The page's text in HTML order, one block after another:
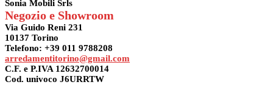
Sonia Mobili Srls
Negozio e Showroom
Via Guido Reni 231
10137 Torino
Telefono: +39 011 9788208
arredamentitorino@gmail.com
C.F. e P.IVA 12632700014
Cod. univoco J6URRTW